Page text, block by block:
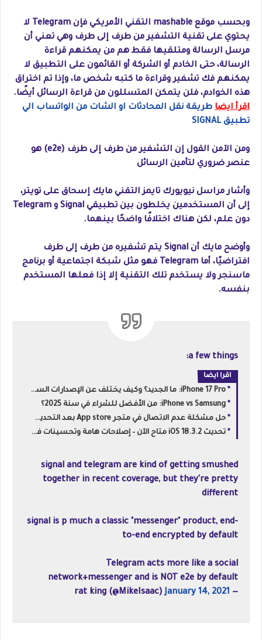
وبحسب موقع mashable التقني الأمريكي فإن Telegram لا
يحتوي على تقنية التشفير من طرف إلى طرف وهي تعني أن
مرسل الرسالة ومتلقيها فقط هم من يمكنهم قراءة
الرسالة، حتى الخادم أو الشركة أو القائمون على التطبيق لا
يمكنهم فك تشفير وقراءة ما كتبه شخص ما، وإذا تم اختراق
هذه الخوادم، فلن يتمكن المتسللون من قراءة الرسائل أيضًا.
اقرأ ايضا طريقة نقل المحادثات او الشات من الواتساب الي
تطبيق SIGNAL
ومن الآمن القول إن التشفير من طرف إلى طرف (e2e) هو
عنصر ضروري لتأمين الرسائل
وأشار مراسل نيويورك تايمز التقني مايك إسحاق على تويتر،
إلى أن المستخدمين يخلطون بين تطبيقي Signal و Telegram
دون علم، لكن هناك اختلافًا واضحًا بينهما.
وأوضح مايك أن Signal يتم تشفيره من طرف إلى طرف
افتراضيًا، أما Telegram فهو مثل شبكة اجتماعية أو برنامج
ماسنجر ولا يستخدم تلك التقنية إلا إذا فعلها المستخدم
بنفسه.
a few things:
اقرا ايضا
iPhone 17 Pro: ما الجديد؟ وكيف يختلف عن الإصدارات السابقة؟
iPhone vs Samsung: من الأفضل للشراء في سنة 2025؟
حل مشكلة عدم الاتصال في متجر App store بعد التحديث الاخير
تحديث iOS 18.3.2 متاح الآن – إصلاحات هامة وتحسينات في الأداء، تعرف على التفاصيل!
signal and telegram are kind of getting smushed
together in recent coverage, but they're pretty
different
signal is p much a classic "messenger" product, end-
to-end encrypted by default
Telegram acts more like a social
network+messenger and is NOT e2e by default
— rat king (@MikeIsaac)
January 14, 2021